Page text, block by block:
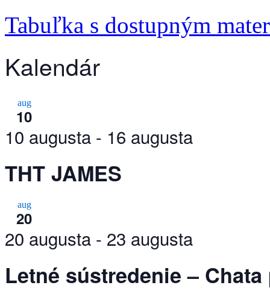
Tabuľka s dostupným
Kalendár
aug
10
10 augusta - 16 augusta
THT JAMES
aug
20
20 augusta - 23 augusta
Letné sústredenie –